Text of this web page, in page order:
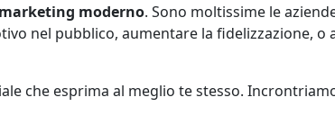
marketing moderno. Sono moltissime le
nel pubblico, aumentare la fidelizzazione, o
che esprima al meglio te stesso.